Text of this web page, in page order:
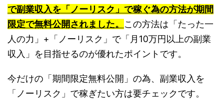
で副業収入を「ノーリスク」で稼ぐ為の方法が期間
限定で無料公開されました。 この方法は「たった一
人の力」+「ノーリスク」で「月10万円以上の副業
収入」を目指せるのが優れたポイントです。
今だけの「期間限定無料公開」の為、副業収入を
「ノーリスク」で稼ぎたい方は要チェックです。